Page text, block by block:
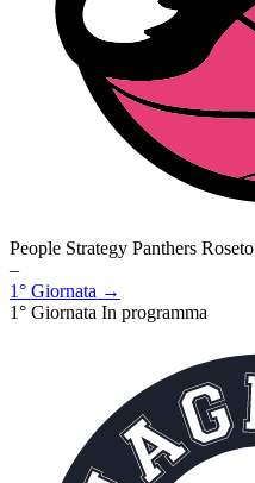
People Strategy Panthers Roseto
–
1° Giornata →
1° Giornata In programma